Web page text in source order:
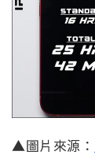
▲圖片來源：